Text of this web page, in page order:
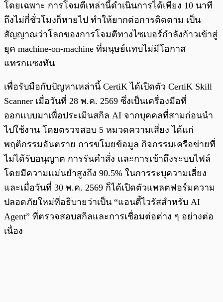
โดยเฉพาะ การโจมตีเหล่านี้ดำเนินการได้เพียง 10 นาที
ถึงไม่กี่ชั่วโมงก็หายไป ทำให้ยากต่อการติดตาม เป็น
สัญญาณว่าโลกของการโจมตีทางไซเบอร์กำลังก้าวเข้าสู่
ยุค machine-on-machine ที่มนุษย์แทบไม่มีโอกาส
แทรกแซงทัน
เพื่อรับมือกับปัญหาเหล่านี้ CertiK ได้เปิดตัว CertiK Skill
Scanner เมื่อวันที่ 28 พ.ค. 2569 ซึ่งเป็นเครื่องมือที่
ออกแบบมาเพื่อประเมินสกิล AI จากบุคคลที่สามก่อนนำ
ไปใช้งาน โดยตรวจสอบ 5 หมวดความเสี่ยง ได้แก่
พฤติกรรมอันตราย การขโมยข้อมูล กิจกรรมเครือข่ายที่
ไม่ได้รับอนุญาต การรันคำสั่ง และการเข้าถึงระบบไฟล์
โดยมีความแม่นยำสูงถึง 90.5% ในการระบุความเสี่ยง
และเมื่อวันที่ 30 พ.ค. 2569 ก็ได้เปิดตัวแพลตฟอร์มความ
ปลอดภัยใหม่ที่อธิบายว่าเป็น “แอนตี้ไวรัสสำหรับ AI
Agent” ที่ตรวจสอบสกิลและการเชื่อมต่อต่าง ๆ อย่างต่อ
เนื่อง